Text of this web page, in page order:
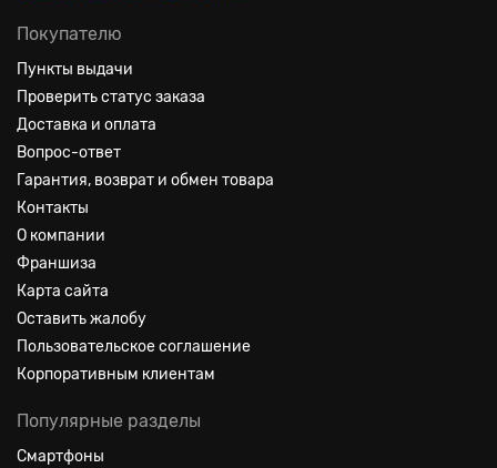
Покупателю
Пункты выдачи
Проверить статус заказа
Доставка и оплата
Вопрос-ответ
Гарантия, возврат и обмен товара
Контакты
О компании
Франшиза
Карта сайта
Оставить жалобу
Пользовательское соглашение
Корпоративным клиентам
Популярные разделы
Смартфоны